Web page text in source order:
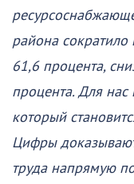
района
61,6 процента,
процента. Для нас
который
Цифры
труда напрямую